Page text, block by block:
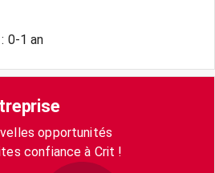
0-1 an
opportunités
confiance à Crit !